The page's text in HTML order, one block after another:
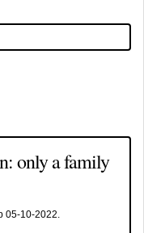
only a family
05-10-2022.